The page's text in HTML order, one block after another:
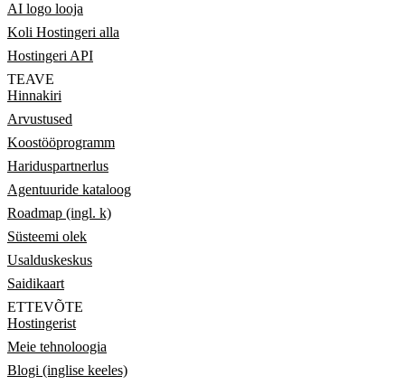
AI logo looja
Koli Hostingeri alla
Hostingeri API
TEAVE
Hinnakiri
Arvustused
Koostööprogramm
Hariduspartnerlus
Agentuuride kataloog
Roadmap (ingl. k)
Süsteemi olek
Usalduskeskus
Saidikaart
ETTEVÕTE
Hostingerist
Meie tehnoloogia
Blogi (inglise keeles)